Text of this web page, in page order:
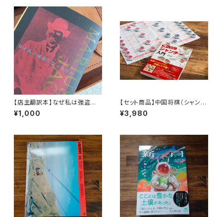
【店主翻訳本】なぜ私は強盗に
なったのか マリウスジェイコブ
（moonlight books vol.1）
¥1,000
【セット商品】中国将棋（シャンチ
ー）+ 強くなる!シャンチー入門
¥3,980